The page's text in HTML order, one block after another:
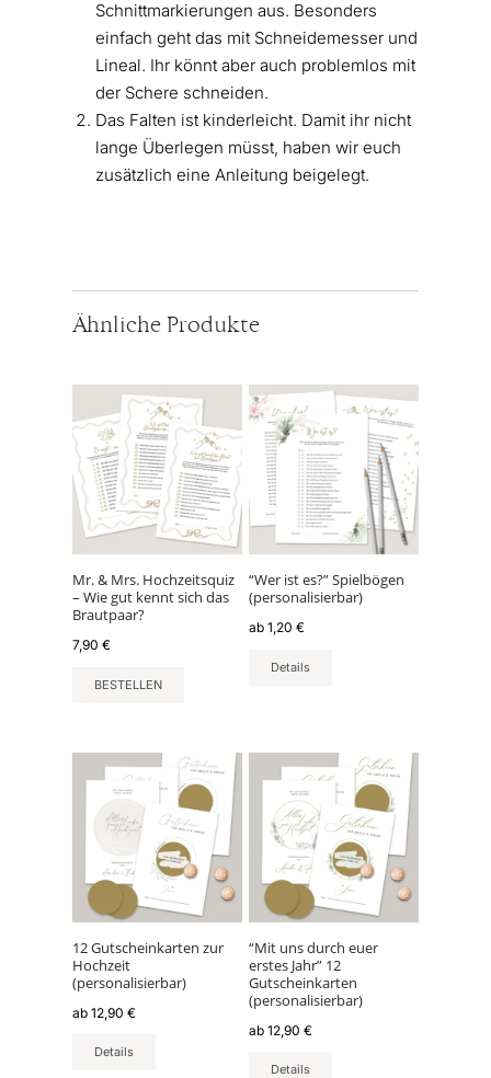
Schnittmarkierungen aus. Besonders
einfach geht das mit Schneidemesser und
Lineal. Ihr könnt aber auch problemlos mit
der Schere schneiden.
Das Falten ist kinderleicht. Damit ihr nicht
lange Überlegen müsst, haben wir euch
zusätzlich eine Anleitung beigelegt.
Ähnliche Produkte
Mr. & Mrs. Hochzeitsquiz
– Wie gut kennt sich das
Brautpaar?
7,90 €
BESTELLEN
“Wer ist es?” Spielbögen
(personalisierbar)
ab1,20€
Details
Dieses
Produkt
weist
mehrere
Varianten
auf.
Die
Optionen
können
auf
der
gewählt
12 Gutscheinkarten zur
Hochzeit
(personalisierbar)
ab 12,90 €
Details
Dieses
Produkt
mehrere
Varianten
auf.
Die
Optionen
können
auf
der
Produktseite
werden
“Mit uns durch euer
erstes Jahr” 12
Gutscheinkarten
(personalisierbar)
ab12,90€
Details
Dieses
Produkt
weist
mehrere
Varianten
auf.
Die
Optionen
können
auf
der
Produktseite
gewählt
werden